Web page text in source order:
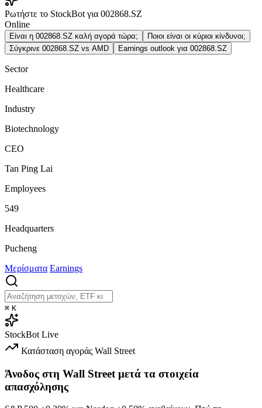
Ρωτήστε το StockBot για 002868.SZ
Online
Είναι η 002868.SZ καλή αγορά τώρα;
Ποιοι είναι οι κύριοι κίνδυνοι;
Σύγκρινε 002868.SZ vs AMD
Earnings outlook για 002868.SZ
Sector
Healthcare
Industry
Biotechnology
CEO
Tan Ping Lai
Employees
549
Headquarters
Pucheng
Μερίσματα Earnings
⌘ K
StockBot Live
Κατάσταση αγοράς Wall Street
Άνοδος στη Wall Street μετά τα στοιχεία
απασχόλησης